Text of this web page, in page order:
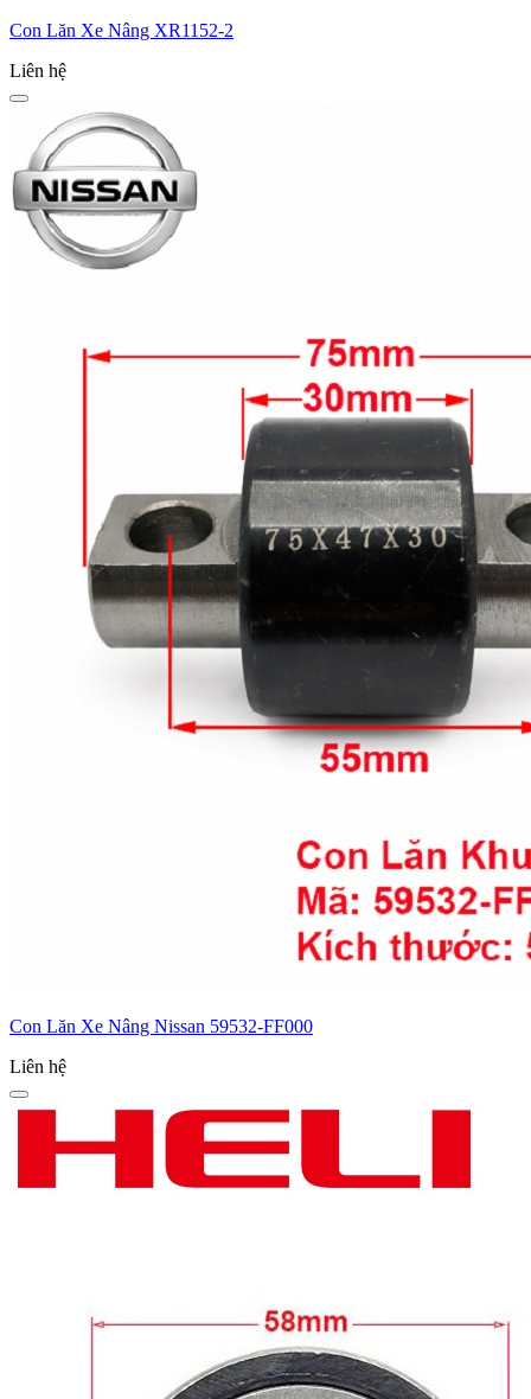
Con Lăn Xe Nâng XR1152-2
Liên hệ
Con Lăn Xe Nâng Nissan 59532-FF000
Liên hệ